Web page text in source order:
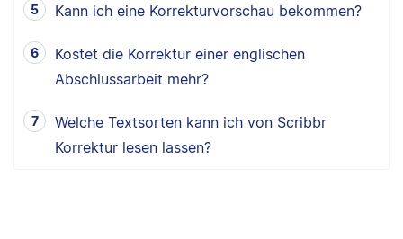
Kann ich eine Korrekturvorschau bekommen?
Kostet die Korrektur einer englischen
Abschlussarbeit mehr?
Welche Textsorten kann ich von Scribbr
Korrektur lesen lassen?